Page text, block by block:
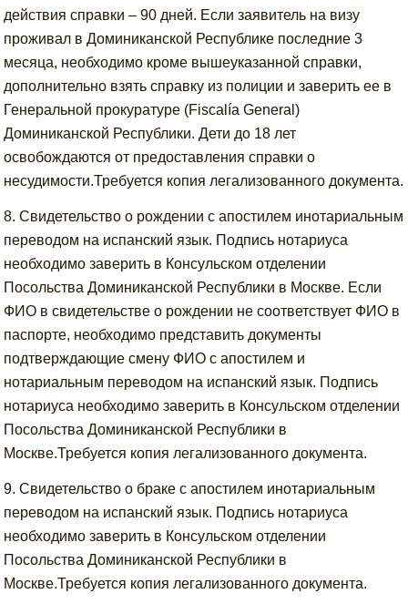
действия справки – 90 дней. Если заявитель на визу
проживал в Доминиканской Республике последние 3
месяца, необходимо кроме вышеуказанной справки,
дополнительно взять справку из полиции и заверить ее в
Генеральной прокуратуре (Fiscalía General)
Доминиканской Республики. Дети до 18 лет
освобождаются от предоставления справки о
несудимости.Требуется копия легализованного документа.
8. Свидетельство о рождении с апостилем инотариальным
переводом на испанский язык. Подпись нотариуса
необходимо заверить в Консульском отделении
Посольства Доминиканской Республики в Москве. Если
ФИО в свидетельстве о рождении не соответствует ФИО в
паспорте, необходимо представить документы
подтверждающие смену ФИО с апостилем и
нотариальным переводом на испанский язык. Подпись
нотариуса необходимо заверить в Консульском отделении
Посольства Доминиканской Республики в
Москве.Требуется копия легализованного документа.
9. Свидетельство о браке с апостилем инотариальным
переводом на испанский язык. Подпись нотариуса
необходимо заверить в Консульском отделении
Посольства Доминиканской Республики в
Москве.Требуется копия легализованного документа.